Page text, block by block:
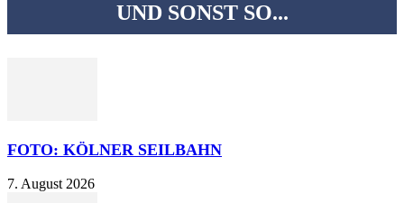
UND SONST SO...
FOTO: KÖLNER SEILBAHN
7. August 2026